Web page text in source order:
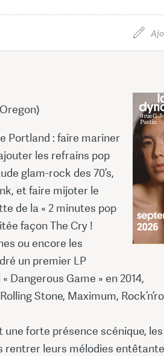
Portland : faire mariner
les refrains pop
glam-rock des 70’s,
et faire mijoter le
de la « 2 minutes pop
façon The Cry !
ou encore les
un premier LP
Dangerous Game » en 2014,
Stone, Maximum,
forte présence scénique, les
rentrer leurs mélodies